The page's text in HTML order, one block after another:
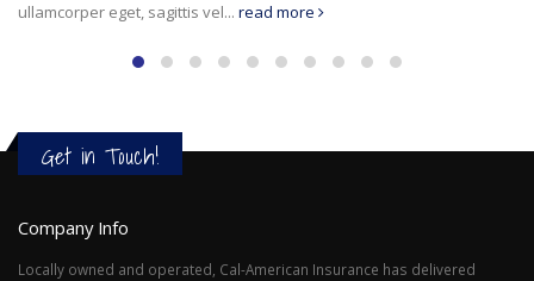
ullamcorper eget, sagittis vel... read more
Get in Touch!
Company Info
Locally owned and operated, Cal-American Insurance has delivered